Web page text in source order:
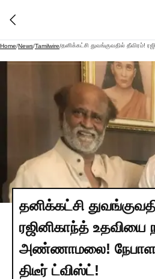
Home/News/Tamilwire/
தனிக்கட்சி
ரஜினிகாந்த் உதவியை
அண்ணாமலை!
திடீர் ட்விஸ்ட்!